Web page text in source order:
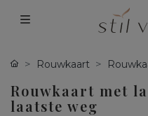
Rouwkaart
Rouwkaart met
laatste weg